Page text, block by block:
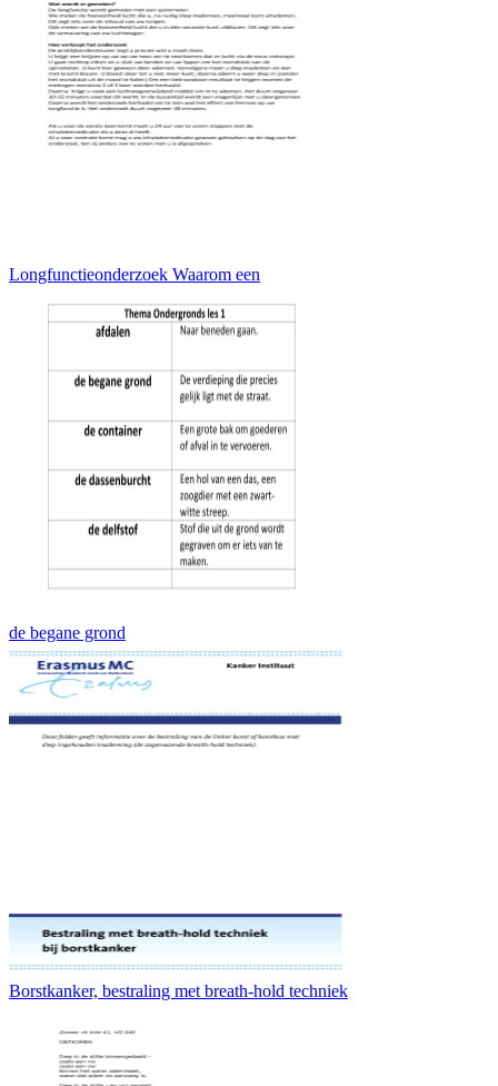
Longfunctieonderzoek Waarom een
de begane grond
Borstkanker, bestraling met breath-hold techniek